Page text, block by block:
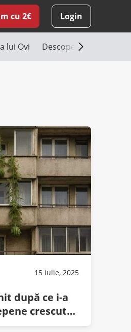
cu 2€ Login
lui Ovi Descoperă România
15 iulie, 2025
după ce i-a
crescut